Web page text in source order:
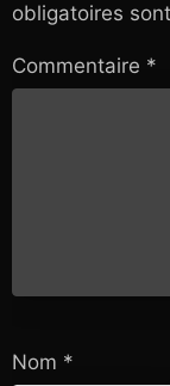
obligatoires
Commentaire *
Nom *